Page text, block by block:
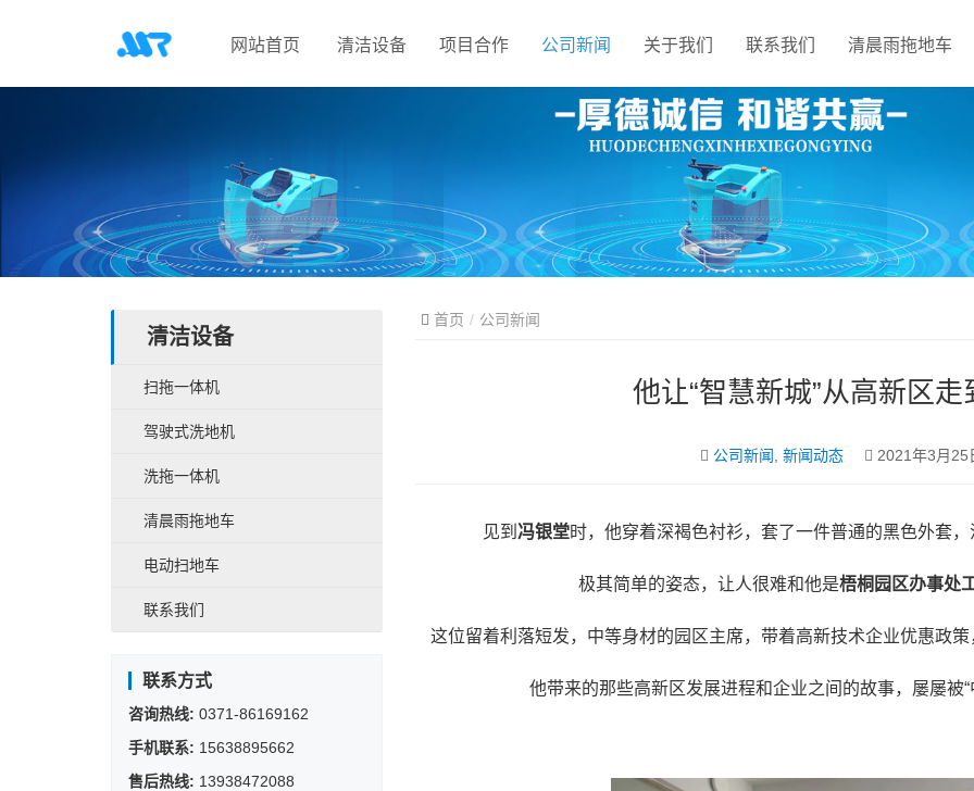
网站首页 清洁设备 项目合作 公司新闻 关于我们 联系我们 清晨雨拖地车
首页 公司新闻
他让“智慧新城”从高新区
公司新闻 新闻动态 2021年3月25
见到 冯银堂时，他穿着深褐色衬衫，套了一件普通的黑色外套
极其简单的姿态，让人很难和他是梧桐园区办事处
这位留着利落短发，中等身材的园区主席，带着高新技术企业优惠政
他带来的那些高新区发展进程和企业之间的故事，屡屡被
清洁设备
扫拖一体机
驾驶式洗地机
洗拖一体机
清晨雨拖地车
电动扫地车
联系我们
联系方式
咨询热线: 0371-86169162
手机联系: 15638895662
售后热线: 13938472088